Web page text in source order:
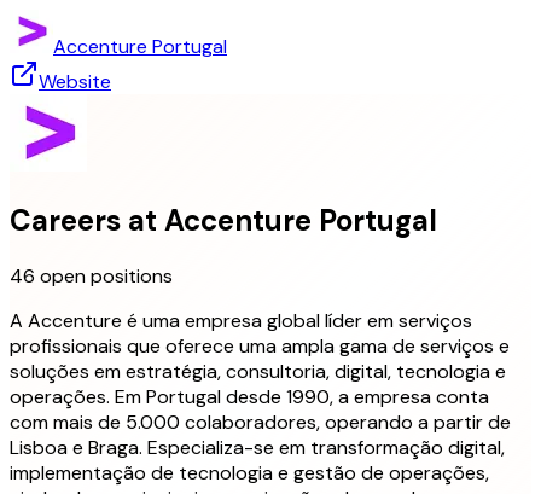
Accenture Portugal
Website
Careers at Accenture Portugal
46 open positions
A Accenture é uma empresa global líder em serviços
profissionais que oferece uma ampla gama de serviços e
soluções em estratégia, consultoria, digital, tecnologia e
operações. Em Portugal desde 1990, a empresa conta
com mais de 5.000 colaboradores, operando a partir de
Lisboa e Braga. Especializa-se em transformação digital,
implementação de tecnologia e gestão de operações,